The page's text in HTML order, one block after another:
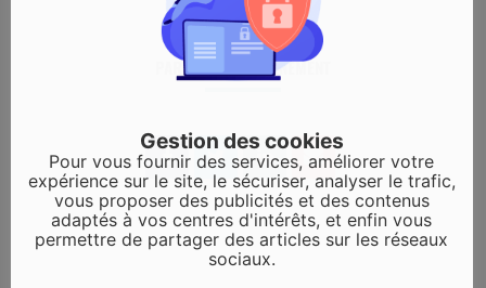
PARTAGEZ CET ÉVÉNEMENT
Gestion des cookies
Pour vous fournir des services, améliorer votre
expérience sur le site, le sécuriser, analyser le trafic,
vous proposer des publicités et des contenus
adaptés à vos centres d'intérêts, et enfin vous
permettre de partager des articles sur les réseaux
sociaux.